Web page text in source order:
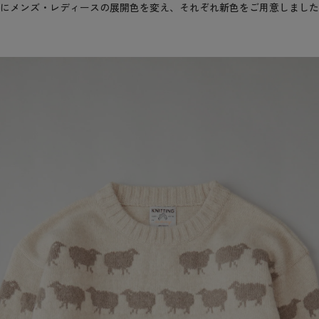
メンズ・レディースの展開色を変え、それぞれ新色をご用意しまし